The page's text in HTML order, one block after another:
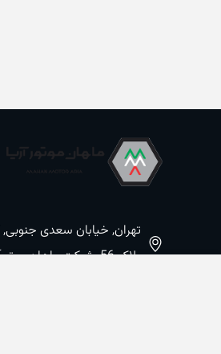
تهران, خیابان سعدی
پلاک 56, شرکت ماهان موتورآریا